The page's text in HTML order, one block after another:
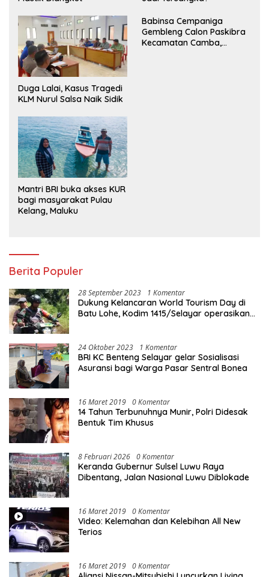
Duga Lalai, Kasus Tragedi
KLM Nurul Salsa Naik Sidik
Babinsa Cempaniga
Gembleng Calon Paskibra
Kecamatan Camba,
Mantri BRI buka akses KUR
bagi masyarakat Pulau
Kelang, Maluku
Berita Populer
28 September 2023 1 Komentar
Dukung Kelancaran World Tourism Day di
Batu Lohe, Kodim 1415/Selayar operasikan
24 Oktober 2023 1 Komentar
BRI KC Benteng Selayar gelar Sosialisasi
Asuransi bagi Warga Pasar Sentral Bonea
16 Maret 2019 0 Komentar
14 Tahun Terbunuhnya Munir, Polri Didesak
Bentuk Tim Khusus
8 Februari 2026 0 Komentar
Keranda Gubernur Sulsel Luwu Raya
Dibentang, Jalan Nasional Luwu Diblokade
16 Maret 2019 0 Komentar
Video: Kelemahan dan Kelebihan All New
Terios
16 Maret 2019 0 Komentar